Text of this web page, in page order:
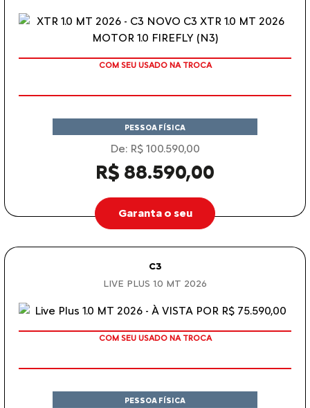
COM SEU USADO NA TROCA
PESSOA FÍSICA
De: R$ 100.590,00
R$ 88.590,00
Garanta o seu
C3
LIVE PLUS 1.0 MT 2026
COM SEU USADO NA TROCA
PESSOA FÍSICA